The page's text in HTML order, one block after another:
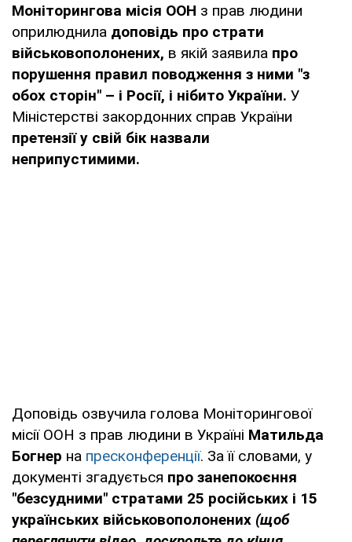
Моніторингова місія ООН з прав людини
оприлюднила доповідь про страти
військовополонених, в якій заявила про
порушення правил поводження з ними "з
обох сторін" – і Росії, і нібито України. У
Міністерстві закордонних справ України
претензії у свій бік назвали
неприпустимими.
Доповідь озвучила голова Моніторингової
місії ООН з прав людини в Україні Матильда
Богнер на пресконференції. За її словами, у
документі згадується про занепокоєння
"безсудними" стратами 25 російських і 15
українських військовополонених (щоб